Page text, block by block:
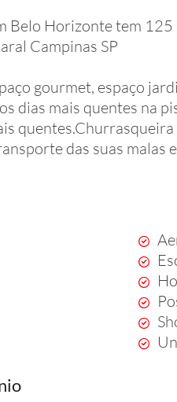
Belo Horizonte tem 125
Campinas SP
gourmet, espaço
dias mais quentes na
das suas malas